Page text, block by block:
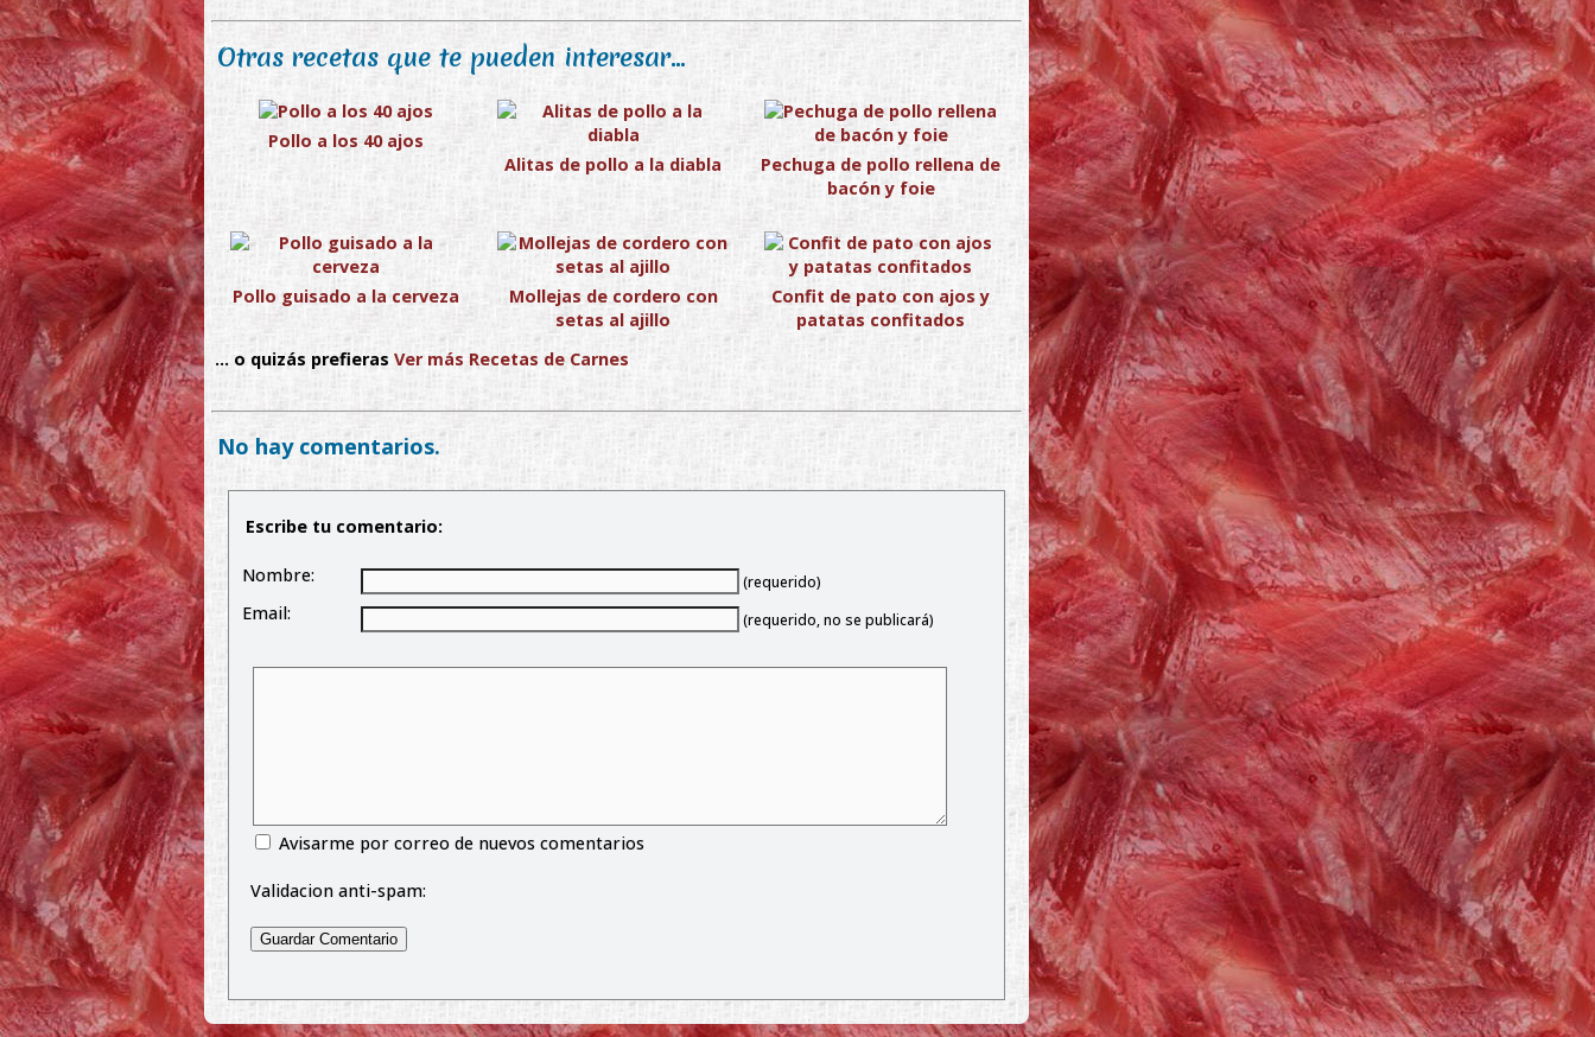
Otras recetas que te pueden interesar...
Pollo a los 40 ajos
Alitas de pollo a la diabla
Pechuga de pollo rellena de
bacón y foie
Pollo guisado a la cerveza
Mollejas de cordero con
setas al ajillo
Confit de pato con ajos y
patatas confitados
... o quizás prefieras Ver más Recetas de Carnes
No hay comentarios.
Escribe tu comentario:
Nombre: (requerido)
Email: (requerido, no se publicará)
Avisarme por correo de nuevos comentarios
Validacion anti-spam: